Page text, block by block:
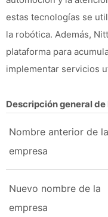
estas tecnologías se
la robótica. Además,
plataforma para
implementar servicios
Descripción general
Nombre anterior de la
empresa
Nuevo nombre de la
empresa